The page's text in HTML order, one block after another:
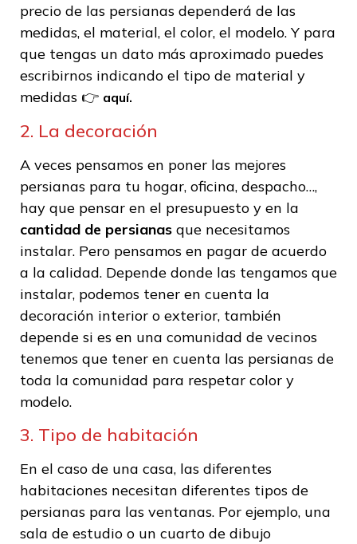
precio de las persianas dependerá de las
medidas, el material, el color, el modelo. Y para
que tengas un dato más aproximado puedes
escribirnos indicando el tipo de material y
medidas 👉 aquí.
2. La decoración
A veces pensamos en poner las mejores
persianas para tu hogar, oficina, despacho…,
hay que pensar en el presupuesto y en la
cantidad de persianas que necesitamos
instalar. Pero pensamos en pagar de acuerdo
a la calidad. Depende donde las tengamos que
instalar, podemos tener en cuenta la
decoración interior o exterior, también
depende si es en una comunidad de vecinos
tenemos que tener en cuenta las persianas de
toda la comunidad para respetar color y
modelo.
3. Tipo de habitación
En el caso de una casa, las diferentes
habitaciones necesitan diferentes tipos de
persianas para las ventanas. Por ejemplo, una
sala de estudio o un cuarto de dibujo